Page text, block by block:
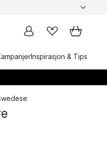
Inspirasjon & Tips